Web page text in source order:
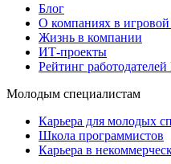
Блог
О компаниях в
Жизнь в компании
ИТ-проекты
Рейтинг работодателей
Молодым специалистам
Карьера для молодых
Школа программистов
Карьера в